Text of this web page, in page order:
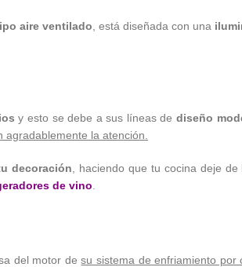
aire ventilado , está diseñada con una
y esto se debe a sus líneas de diseño
agradablemente la atención.
decoración , haciendo que tu cocina deje
de vino
del motor desu sistema de enfriamiento por